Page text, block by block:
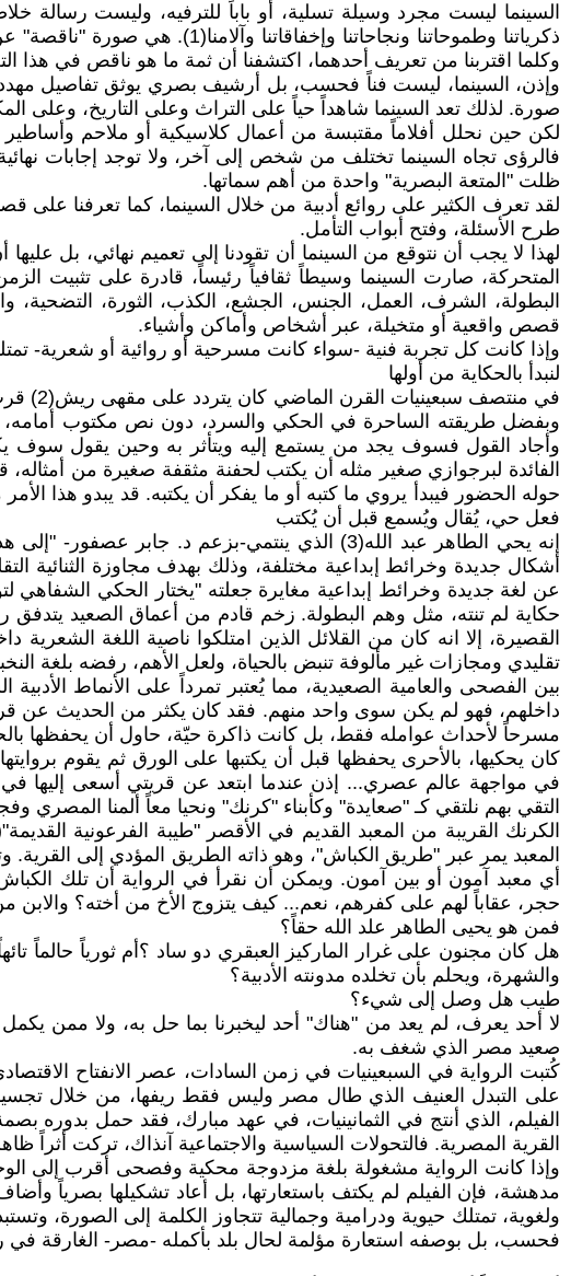
السينما ليست مجرد وسيلة تسلية، أو باباً للترفيه، وليست رسالة
ذكرياتنا وطموحاتنا
وكلما اقتربنا من تعريف أحدهما، اكتشفنا أن ثمة ما هو ناقص في هذا
وإذن، السينما، ليست فناً فحسب، بل أرشيف بصري يوثق تفاصيل مهددة
صورة. لذلك تعد السينما شاهداً حياً على التراث وعلى التاريخ، وعلى
لكن حين نحلل أفلاماً مقتبسة من أعمال كلاسيكية أو ملاحم وأساطير
فالرؤى تجاه السينما تختلف من شخص إلى آخر، ولا توجد إجابات
ظلت "المتعة البصرية" واحدة من أهم سماتها.
لقد تعرف الكثير على روائع أدبية من خلال السينما، كما تعرفنا على
طرح الأسئلة، وفتح أبواب التأمل.
لهذا لا يجب أن نتوقع من السينما أن تقودنا إلى تعميم نهائي، بل
المتحركة، صارت السينما وسيطاً ثقافياً رئيساً، قادرة على تثبيت
البطولة، الشرف، العمل، الجنس، الجشع، الكذب، الثورة،
قصص واقعية أو متخيلة، عبر أشخاص وأماكن وأشياء.
وإذا كانت كل تجربة فنية -سواء كانت مسرحية أو روائية أو شعرية-
لنبدأ بالحكاية من أولها
في
وبفضل طريقته الساحرة في الحكي والسرد، دون نص مكتوب أمامه،
وأجاد القول فسوف يجد من يستمع إليه ويتأثر به وحين يقول سوف
الفائدة لبرجوازي صغير مثله أن يكتب لحفنة مثقفة صغيرة من
حوله الحضور فيبدأ يروي ما كتبه أو ما يفكر أن يكتبه. قد يبدو هذا
فعل حي، يُقال ويُسمع قبل أن يُكتب
إنه يحي الطاهر عبد الله(3) الذي ينتمي-بزعم د.
أشكال جديدة وخرائط إبداعية مختلفة، وذلك بهدف مجاوزة الثنائية
عن لغة جديدة وخرائط إبداعية مغايرة جعلته "يختار الحكي
حكاية لم تنته، مثل وهم البطولة. زخم قادم من أعماق الصعيد يتدفق
القصيرة، إلا انه كان من القلائل الذين امتلكوا ناصية اللغة
تقليدي ومجازات غير مألوفة تنبض بالحياة، ولعل الأهم، رفضه بلغة
بين الفصحى والعامية الصعيدية، مما يُعتبر تمرداً على الأنماط
داخلهم، فهو لم يكن سوى واحد منهم. فقد كان يكثر من الحديث عن
مسرحاً لأحداث عوامله فقط، بل كانت ذاكرة حيّة، حاول أن يحفظها
كان يحكيها، بالأحرى يحفظها قبل أن يكتبها على الورق ثم يقوم
في مواجهة عالم عصري... إذن عندما ابتعد عن قريتي أسعى إليها في
التقي بهم نلتقي كـ "صعايدة" وكأبناء "كرنك" ونحيا معاً ألمنا المصري
المعبد يمر عبر "طريق الكباش"، وهو ذاته الطريق المؤدي إلى القرية.
أي معبد آمون أو بين آمون. ويمكن أن نقرأ في الرواية أن تلك
حجر، عقاباً لهم على كفرهم، نعم... كيف يتزوج الأخ من أخته؟
فمن هو يحيى الطاهر علد الله حقاً؟
هل كان مجنون على غرار الماركيز العبقري دو ساد ؟أم ثورياً حالماً
والشهرة، ويحلم بأن تخلده مدونته الأدبية؟
طيب هل وصل إلى شيء؟
صعيد مصر الذي شغف به.
كُتبت الرواية في السبعينيات في زمن السادات، عصر الانفتاح
على التبدل العنيف الذي طال مصر وليس فقط ريفها، من خلال تجسيد
الفيلم، الذي أنتج في الثمانينيات، في عهد مبارك، فقد حمل بدوره
القرية المصرية. فالتحولات السياسية والاجتماعية آنذاك، تركت
وإذا كانت الرواية مشغولة بلغة مزدوجة محكية وفصحى أقرب إلى
مدهشة، فإن الفيلم لم يكتف باستعارتها، بل أعاد تشكيلها بصرياً
ولغوية، تمتلك حيوية ودرامية وجمالية تتجاوز الكلمة إلى الصورة،
فحسب، بل بوصفه استعارة مؤلمة لحال بلد بأكمله -مصر- الغارقة في